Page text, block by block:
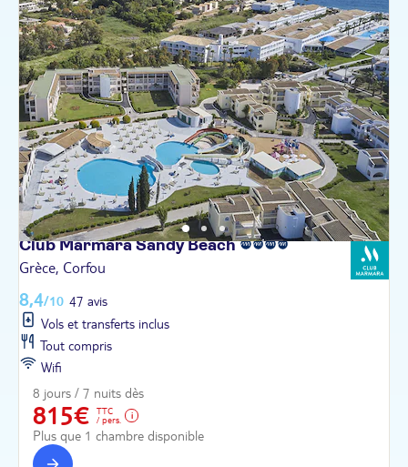
Club Marmara SandyBeach
Grèce, Corfou
8,4/10 47 avis
Vols et transferts inclus
Tout compris
Wifi
8 jours / 7 nuits dès
815€
TTC
/ pers.
Plus que 1 chambre disponible